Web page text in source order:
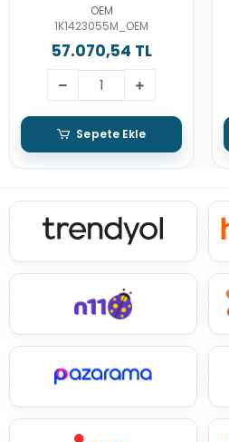
A3-Toledo-Leon
OEM
1K1423055M_OEM
57.070,54 TL
Sepete Ekle